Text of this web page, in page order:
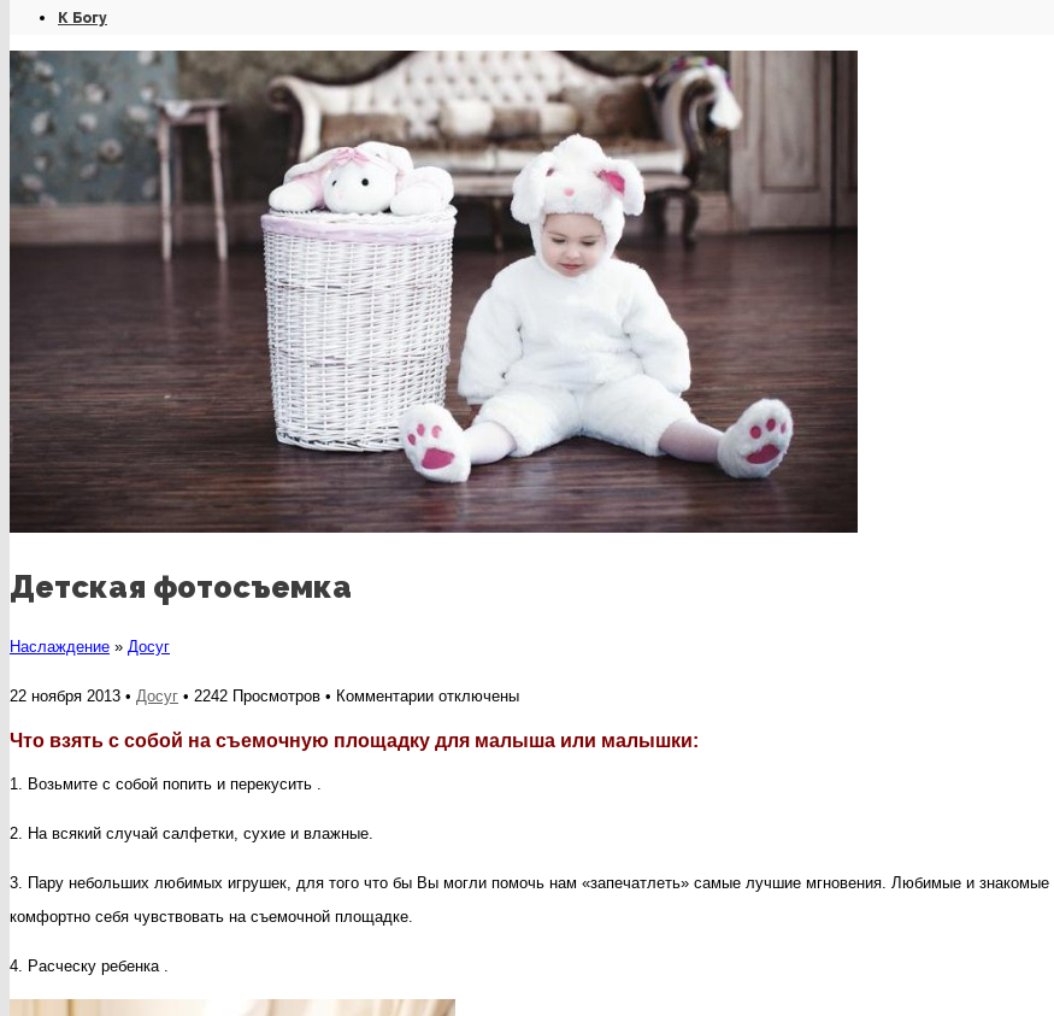
К Богу
Детская фотосъемка
Наслаждение » Досуг
22 ноября 2013 • Досуг • 2242 Просмотров • Комментариикотключены
Что взять с собой на съемочную площадку для малыша или малышки:
1. Возьмите с собой попить и перекусить .
2. На всякий случай салфетки, сухие и влажные.
3. Пару небольших любимых игрушек, для того что бы Вы могли помочь нам «запечатлеть» самые лучшие мгновения. Любимые и
комфортно себя чувствовать на съемочной площадке.
4. Расческу ребенка .